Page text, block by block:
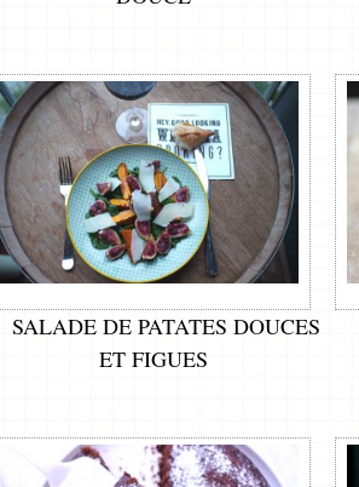
SALADE DE PATATES DOUCES
ET FIGUES